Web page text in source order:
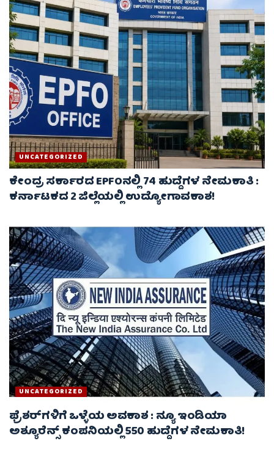
UNCATEGORIZED
ಕೇಂದ್ರ ಸರ್ಕಾರದ EPFOನಲ್ಲಿ 74 ಹುದ್ದೆಗಳ ನೇಮಕಾತಿ :
ಕರ್ನಾಟಕದ 2 ಜಿಲ್ಲೆಯಲ್ಲಿ ಉದ್ಯೋಗಾವಕಾಶ!
UNCATEGORIZED
ಫ್ರೆಶರ್‌ಗಳಿಗೆ ಒಳ್ಳೆಯ ಅವಕಾಶ : ನ್ಯೂ ಇಂಡಿಯಾ
ಅಶ್ಯೂರೆನ್ಸ್ ಕಂಪನಿಯಲ್ಲಿ 550 ಹುದ್ದೆಗಳ ನೇಮಕಾತಿ!